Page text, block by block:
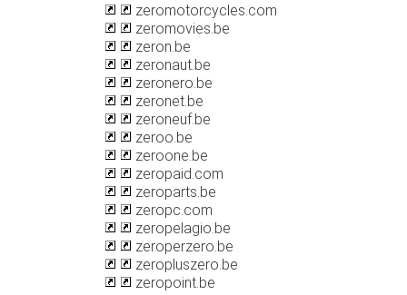
zeromotorcycles.com
zeromovies.be
zeron.be
zeronaut.be
zeronero.be
zeronet.be
zeroneuf.be
zeroo.be
zeroone.be
zeropaid.com
zeroparts.be
zeropc.com
zeropelagio.be
zeroperzero.be
zeropluszero.be
zeropoint.be